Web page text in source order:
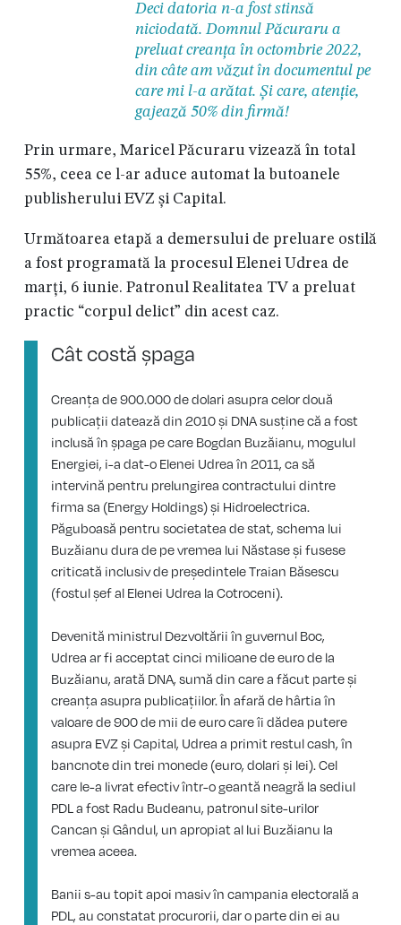
Deci datoria n-a fost stinsă
niciodată. Domnul Păcuraru a
preluat creanța în octombrie 2022,
din câte am văzut în documentul pe
care mi l-a arătat. Și care, atenție,
gajează 50% din firmă!
Prin urmare, Maricel Păcuraru vizează în total
55%, ceea ce l-ar aduce automat la butoanele
publisherului EVZ și Capital.
Următoarea etapă a demersului de preluare ostilă
a fost programată la procesul Elenei Udrea de
marți, 6 iunie. Patronul Realitatea TV a preluat
practic “corpul delict” din acest caz.
Cât costă șpaga
Creanța de 900.000 de dolari asupra celor două
publicații datează din 2010 și DNA susține că a fost
inclusă în șpaga pe care Bogdan Buzăianu, mogulul
Energiei, i-a dat-o Elenei Udrea în 2011, ca să
intervină pentru prelungirea contractului dintre
firma sa (Energy Holdings) și Hidroelectrica.
Păguboasă pentru societatea de stat, schema lui
Buzăianu dura de pe vremea lui Năstase și fusese
criticată inclusiv de președintele Traian Băsescu
(fostul șef al Elenei Udrea la Cotroceni).
Devenită ministrul Dezvoltării în guvernul Boc,
Udrea ar fi acceptat cinci milioane de euro de la
Buzăianu, arată DNA, sumă din care a făcut parte și
creanța asupra publicațiilor. În afară de hârtia în
valoare de 900 de mii de euro care îi dădea putere
asupra EVZ și Capital, Udrea a primit restul cash, în
bancnote din trei monede (euro, dolari și lei). Cel
care le-a livrat efectiv într-o geantă neagră la sediul
PDL a fost Radu Budeanu, patronul site-urilor
Cancan și Gândul, un apropiat al lui Buzăianu la
vremea aceea.
Banii s-au topit apoi masiv în campania electorală a
PDL, au constatat procurorii, dar o parte din ei au